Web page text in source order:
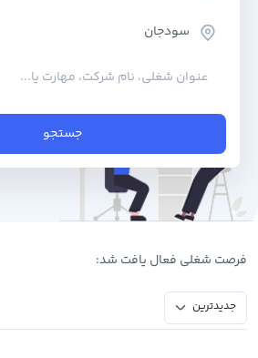
سودجان
جستجو
فرصت ‌شغلی فعال یافت شد:
جدیدترین